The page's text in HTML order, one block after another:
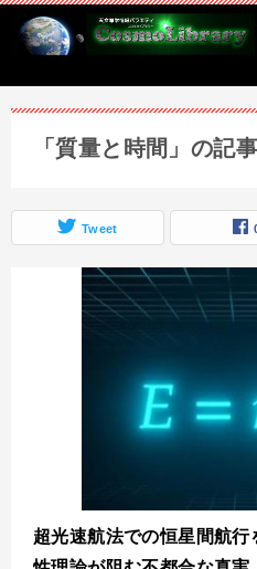
「質量と時間」の記
Tweet
超光速航法での恒星間航